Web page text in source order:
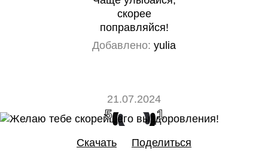
скорее
поправляйся!
Добавлено: yulia
21.07.2024
5 1
Скачать
Поделиться